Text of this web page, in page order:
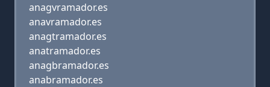
anagvramador.es
anavramador.es
anagtramador.es
anatramador.es
anagbramador.es
anabramador.es